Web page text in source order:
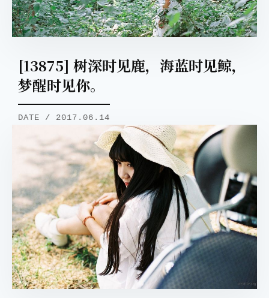
[13875] 树深时见鹿，海蓝时见鲸，
梦醒时见你。
DATE / 2017.06.14